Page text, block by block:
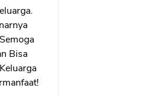
Bisa